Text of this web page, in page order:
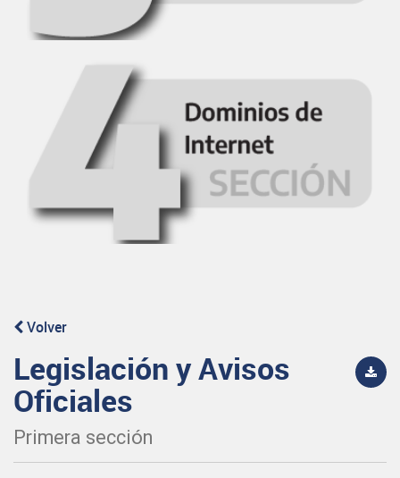
Volver
Legislación y Avisos
Oficiales
Primera sección